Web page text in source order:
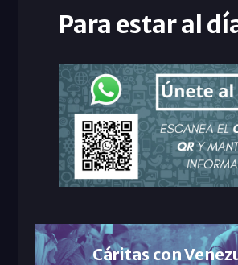
Para estar al
Cáritas con